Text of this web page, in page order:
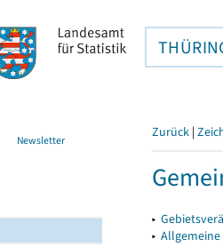
Newsletter Zurück |
▸
▸